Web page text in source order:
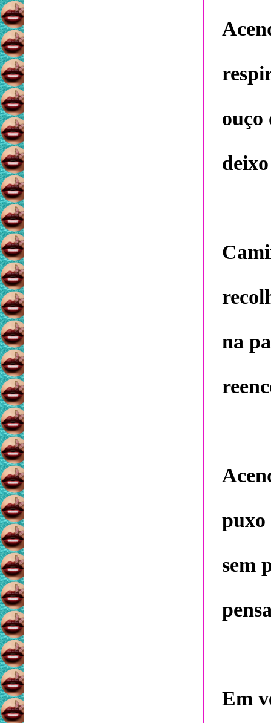
ouço
na
puxo
sem
Em